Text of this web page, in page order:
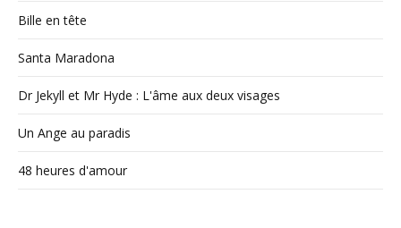
Bille en tête
Santa Maradona
Dr Jekyll et Mr Hyde : L'âme aux deux visages
Un Ange au paradis
48 heures d'amour